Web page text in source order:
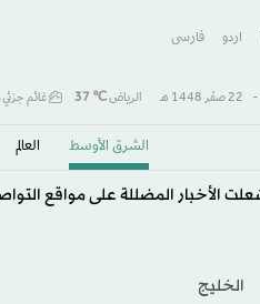
اردو فارسى
- 22 صفَر 1448 هـ الرياض℃
37 غائم جزئي
الشرق الأوسط​ العالم
إنفانتينو أساء استخدام
الخليج